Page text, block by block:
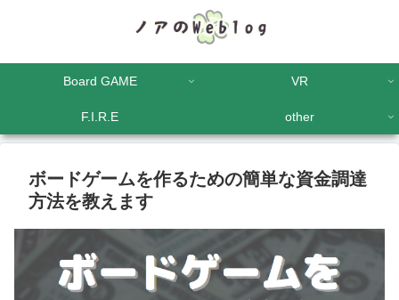
Board GAME VR
F.I.R.E other
ボードゲームを作るための簡単な資金調達
方法を教えます